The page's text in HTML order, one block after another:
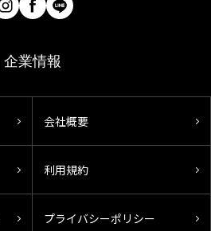
企業情報
会社概要
利用規約
プライバシーポリシー